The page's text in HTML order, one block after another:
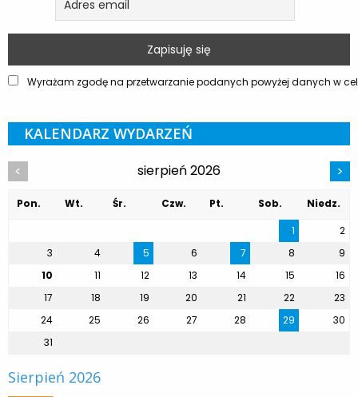
Wyrażam zgodę na przetwarzanie podanych powyżej danych w
KALENDARZ WYDARZEŃ
< sierpień 2026 >
Pon. Wt. Śr. Czw. Pt. Sob.
Niedz.
1
2
3
4 5 6 7 8
9
10
11 12 13 14 15
16
17
18 19 20 21 22
23
24
25 26 27 28 29
30
31
Sierpień 2026